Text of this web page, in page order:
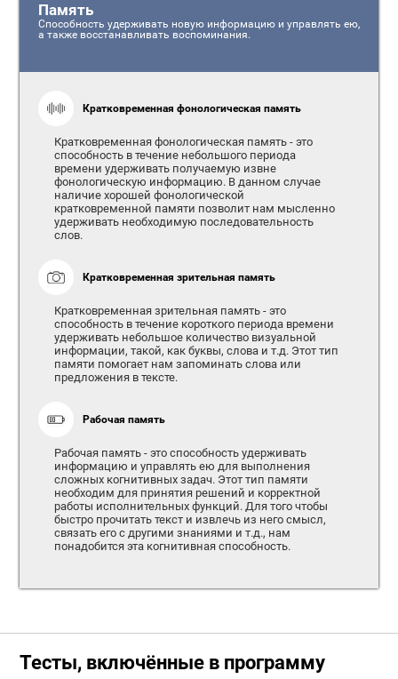
Память
Способность удерживать новую информацию и управлять ею,
а также восстанавливать воспоминания.
Кратковременная фонологическая память
Кратковременная фонологическая память - это
способность в течение небольшого периода
времени удерживать получаемую извне
фонологическую информацию. В данном случае
наличие хорошей фонологической
кратковременной памяти позволит нам мысленно
удерживать необходимую последовательность
слов.
Кратковременная зрительная память
Кратковременная зрительная память - это
способность в течение короткого периода времени
удерживать небольшое количество визуальной
информации, такой, как буквы, слова и т.д. Этот тип
памяти помогает нам запоминать слова или
предложения в тексте.
Рабочая память
Рабочая память - это способность удерживать
информацию и управлять ею для выполнения
сложных когнитивных задач. Этот тип памяти
необходим для принятия решений и корректной
работы исполнительных функций. Для того чтобы
быстро прочитать текст и извлечь из него смысл,
связать его с другими знаниями и т.д., нам
понадобится эта когнитивная способность.
Тесты, включённые в программу